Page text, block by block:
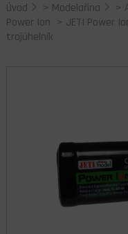
Úvod > Modelařina >
Power Ion > JETI Power
trojúhelník